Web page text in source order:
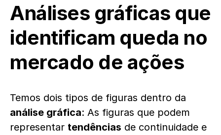
Análises gráficas que
identificam queda no
mercado de ações
Temos dois tipos de figuras dentro da
análise gráfica: As figuras que podem
representar tendências de continuidade e